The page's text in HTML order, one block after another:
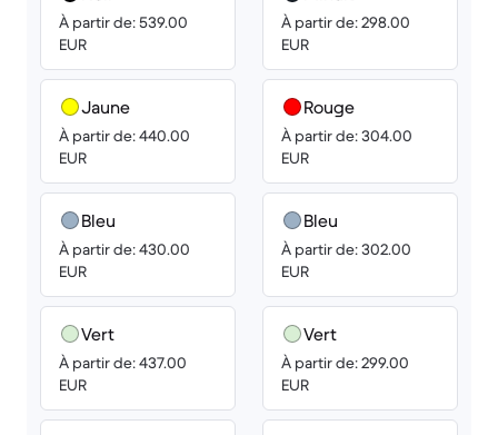
À partir de: 539.00
EUR
Jaune
À partir de: 440.00
EUR
Bleu
À partir de: 430.00
EUR
Vert
À partir de: 437.00
EUR
À partir de: 298.00
EUR
Rouge
À partir de: 304.00
EUR
Bleu
À partir de: 302.00
EUR
Vert
À partir de: 299.00
EUR